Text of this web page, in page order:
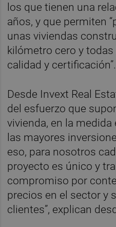
los que tienen una
años, y que permiten
unas viviendas
kilómetro cero y
calidad y certificación”.
Desde Invext Real
del esfuerzo que
vivienda, en la
las mayores
eso, para nosotros
proyecto es único y
compromiso por
precios en el sector y
clientes”, explican